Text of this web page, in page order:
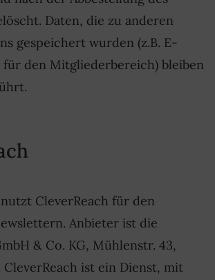
Daten, die zu anderen
gespeichert wurden (z.B. E-
für den Mitgliederbereich) bleiben
CleverReach für den
Anbieter ist die
& Co. KG, Mühlenstr. 43,
CleverReach ist ein Dienst, mit